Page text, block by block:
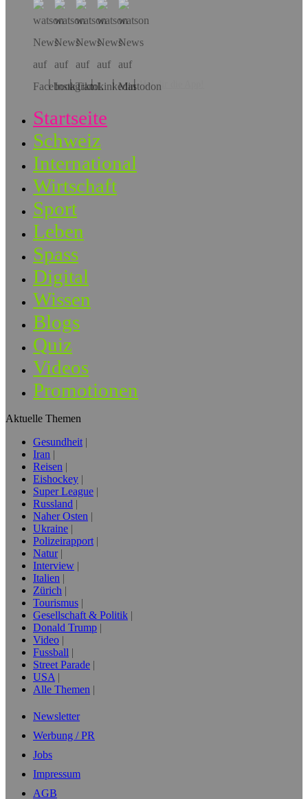
Hol dir die App!
Startseite
Schweiz
International
Wirtschaft
Sport
Leben
Spass
Digital
Wissen
Blogs
Quiz
Videos
Promotionen
Aktuelle Themen
Gesundheit
Iran
Reisen
Eishockey
Super League
Russland
Naher Osten
Ukraine
Polizeirapport
Natur
Interview
Italien
Zürich
Tourismus
Gesellschaft & Politik
Donald Trump
Video
Fussball
Street Parade
USA
Alle Themen
Newsletter
Werbung / PR
Jobs
Impressum
AGB